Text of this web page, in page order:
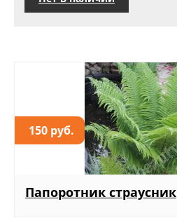
150 руб.
Папоротник страусник